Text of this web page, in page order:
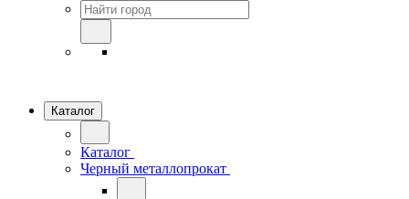
Каталог
Каталог
Черный металлопрокат